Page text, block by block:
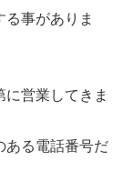
事がありま
営業してきま
ある電話番号だ